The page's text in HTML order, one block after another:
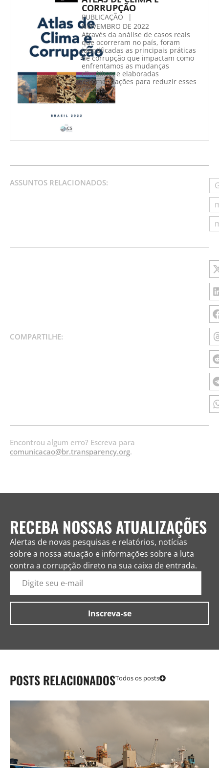
CORRUPÇÃO
PUBLICAÇÃO
|
NOVEMBRO DE 2022
Através da análise de casos reais
que ocorreram no país, foram
identificadas as principais práticas
de corrupção que impactam como
enfrentamos as mudanças
climáticas e elaboradas
recomendações para reduzir esses
riscos.
ASSUNTOS RELACIONADOS:
COMPARTILHE:
Encontrou algum erro? Escreva para
comunicacao@br.transparency.org.
RECEBA NOSSAS ATUALIZAÇÕES
Alertas de novas pesquisas e relatórios, notícias
sobre a nossa atuação e informações sobre a luta
contra a corrupção direto na sua caixa de entrada.
POSTS RELACIONADOSTodos os posts